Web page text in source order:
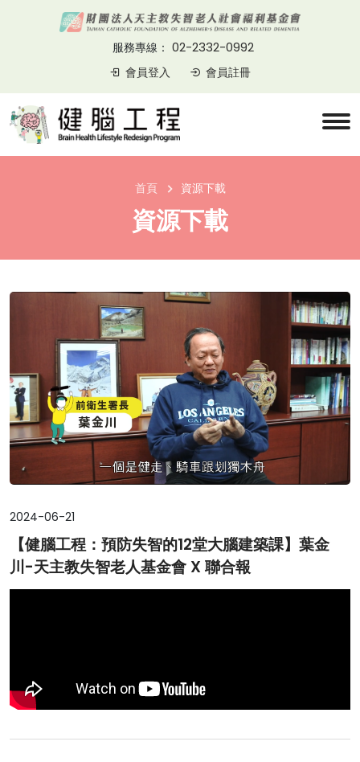
服務專線： 02-2332-0992
會員登入 會員註冊
首頁 資源下載
資源下載
2024-06-21
【健腦工程：預防失智的12堂大腦建築課】葉金
川-天主教失智老人基金會 X 聯合報